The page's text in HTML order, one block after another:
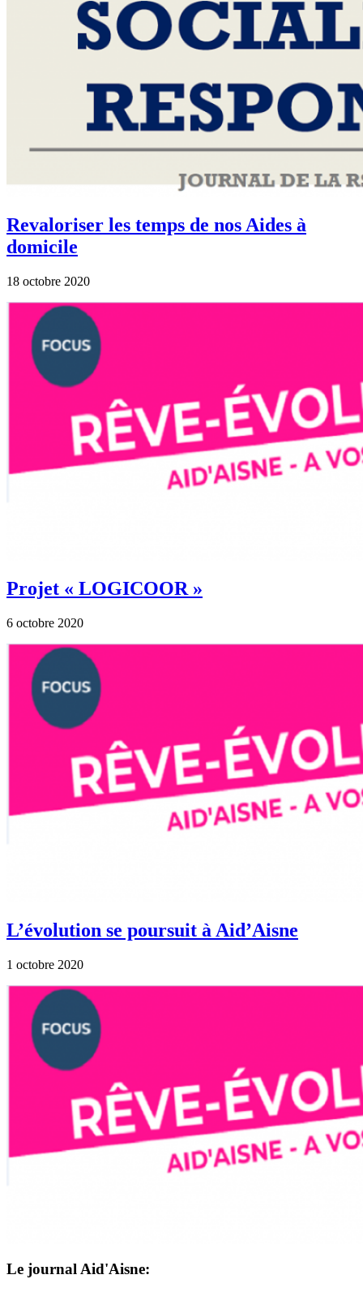
Revaloriser les temps de nos Aides à
domicile
18 octobre 2020
Projet « LOGICOOR »
6 octobre 2020
L’évolution se poursuit à Aid’Aisne
1 octobre 2020
Le journal Aid'Aisne: